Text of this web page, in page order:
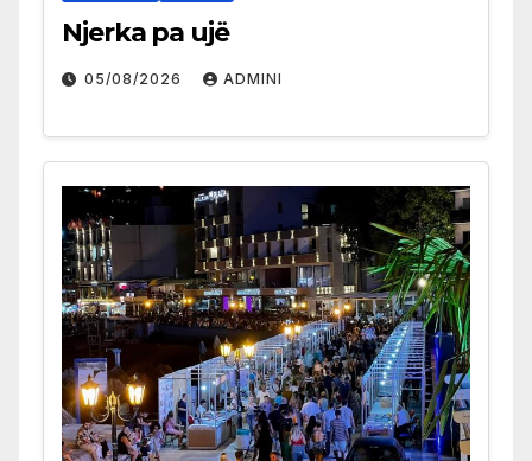
Njerka pa ujë
05/08/2026 ADMINI